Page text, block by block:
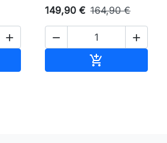

149,90 € 164,90 €
 
